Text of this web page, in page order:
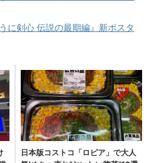
に剣心 伝説の最期編』新ポスタ